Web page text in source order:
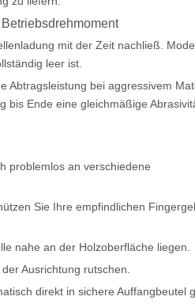
mit der Zeit nachließ.
leer ist.
Abtragsleistung bei aggressivem
bis Ende eine gleichmäßige
problemlos an verschiedene
Sie Ihre empfindlichen
nahe an der Holzoberfläche liegen.
Ausrichtung rutschen.
direkt in sichere Auffangbeutel